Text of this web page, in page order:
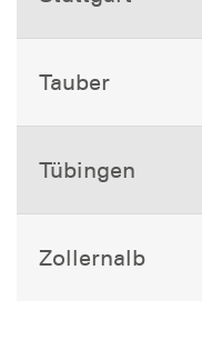
Tauber
Tübingen
Zollernalb